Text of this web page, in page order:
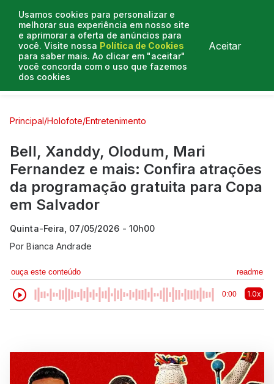
Usamos cookies para personalizar e
melhorar sua experiência em nosso site
e aprimorar a oferta de anúncios para
você. Visite nossa Política de Cookies
para saber mais. Ao clicar em "aceitar"
você concorda com o uso que fazemos
dos cookies
Aceitar
Curtas e Venenosas
Principal/Holofote/Entretenimento
Bell, Xanddy, Olodum, Mari
Fernandez e mais: Confira atrações
da programação gratuita para Copa
em Salvador
Quinta-Feira, 07/05/2026 - 10h00
PorBianca Andrade
ouça este conteúdo readme
0:00 1.0x